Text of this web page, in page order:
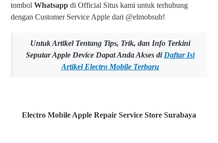
tombol Whatsapp di Official Situs kami untuk terhubung
dengan Customer Service Apple dari @elmobsub!
Untuk Artikel Tentang Tips, Trik, dan Info Terkini
Seputar Apple Device Dapat Anda Akses di Daftar Isi
Artikel Electro Mobile Terbaru
Electro Mobile Apple Repair Service Store Surabaya